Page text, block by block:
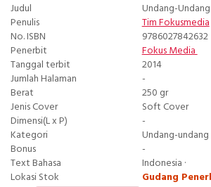
Judul
Undang-
Penulis
Tim Fokusmedia
No. ISBN
9786027842632
Penerbit
Fokus Media
Tanggal terbit
2014
Jumlah Halaman
-
Berat
250 gr
Jenis Cover
Soft Cover
Dimensi(L x P)
-
Kategori
Undang-undang
Bonus
-
Text Bahasa
Indonesia ·
Lokasi Stok
Gudang